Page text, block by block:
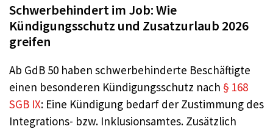
Schwerbehindert im Job: Wie
Kündigungsschutz und Zusatzurlaub 2026
greifen
Ab GdB 50 haben schwerbehinderte Beschäftigte
einen besonderen Kündigungsschutz nach § 168
SGB IX: Eine Kündigung bedarf der Zustimmung des
Integrations- bzw. Inklusionsamtes. Zusätzlich